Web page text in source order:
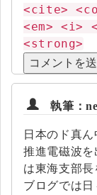
<cite>
<em> <i>
<strong>
執筆：
日本のド真
推進電磁波
は東海支部
ブログでは